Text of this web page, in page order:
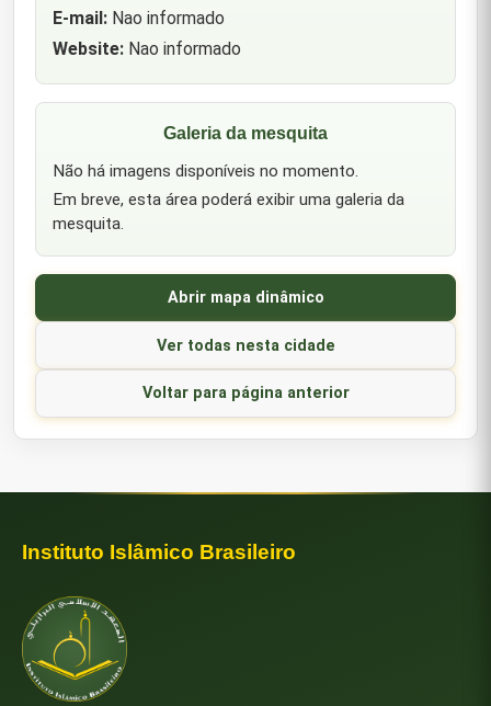
E-mail:Nao informado
Website:Nao informado
Galeria da mesquita
Não há imagens disponíveis no momento.
Em breve, esta área poderá exibir uma galeria da
mesquita.
Abrir mapa dinâmico
Ver todas nesta cidade
Voltar para página anterior
Instituto Islâmico Brasileiro